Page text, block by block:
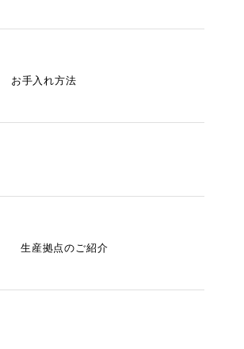
お手入れ方法
生産拠点のご紹介